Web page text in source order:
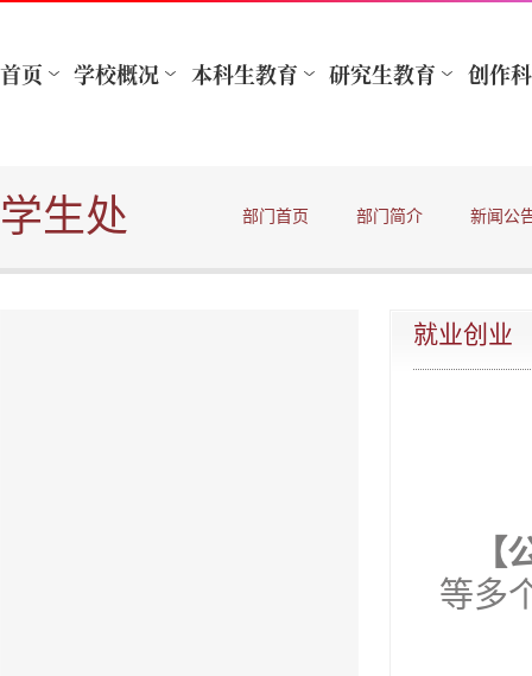
学生处 部门首页 部门简介 新闻公
就业创业
【
等多